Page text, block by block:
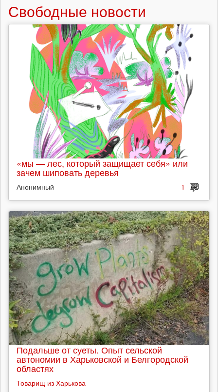
Свободные новости
«мы — лес, который защищает себя» или
зачем шиповать деревья
Анонимный 1
Подальше от суеты. Опыт сельской
автономии в Харьковской и Белгородской
областях
Товарищ из Харькова